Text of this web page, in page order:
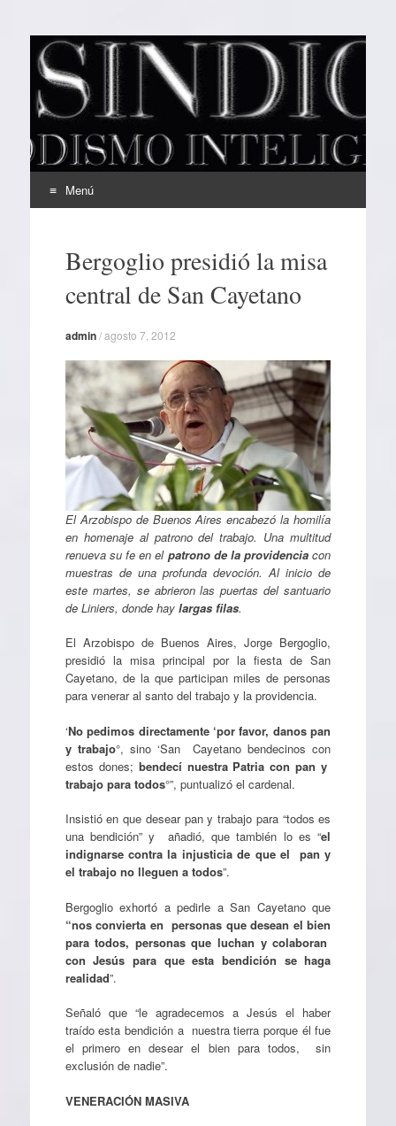
EL SINDICAL
Periodismo Inteligente
Menú
contenidoBergoglio presidió la misa
central de San Cayetano
admin/agosto 7, 2012
El Arzobispo de Buenos Aires encabezó la homilía
en homenaje al patrono del trabajo. Una multitud
renueva su fe en el patrono de la providenciacon
muestras de una profunda devoción. Al inicio de
este martes, se abrieron las puertas del santuario
de Liniers, donde hay largas filas.
El Arzobispo de Buenos Aires, Jorge Bergoglio,
presidió la misa principal por la fiesta de San
Cayetano, de la que participan miles de personas
para venerar al santo del trabajo y la providencia.
‘No pedimos directamente ‘por favor, danos pan
y trabajo°, sino ‘San Cayetano bendecinos con
estos dones; bendecí nuestra Patria con pan y
trabajo para todos°”, puntualizó el cardenal.
Insistió en que desear pan y trabajo para “todos es
una bendición” y añadió, que también lo es “el
indignarse contra la injusticia de que el pan y
el trabajo no lleguen a todos”.
Bergoglio exhortó a pedirle a San Cayetano que
“nos convierta en personas que desean el bien
para todos, personas que luchan y colaboran
con Jesús para que esta bendición se haga
realidad”.
Señaló que “le agradecemos a Jesús el haber
traído esta bendición a nuestra tierra porque él fue
el primero en desear el bien para todos, sin
exclusión de nadie”.
VENERACIÓN MASIVA